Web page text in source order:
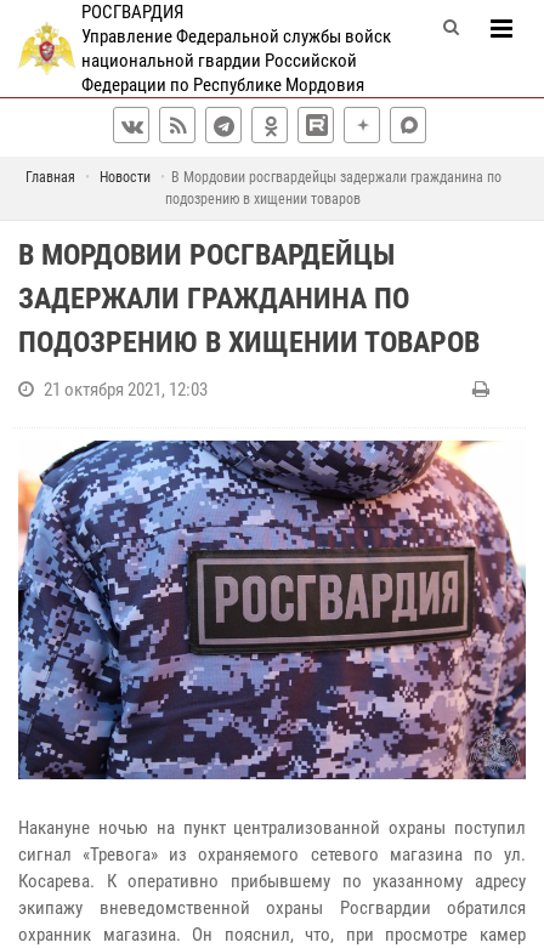
РОСГВАРДИЯ
Управление Федеральной службы войск
национальной гвардии Российской
Федерации по Республике Мордовия
Главная Новости
В Мордовии росгвардейцы задержали гражданина по
подозрению в хищении товаров
В МОРДОВИИ РОСГВАРДЕЙЦЫ
ЗАДЕРЖАЛИ ГРАЖДАНИНА ПО
ПОДОЗРЕНИЮ В ХИЩЕНИИ ТОВАРОВ
21 октября 2021, 12:03
Накануне ночью на пункт централизованной охраны поступил
сигнал «Тревога» из охраняемого сетевого магазина по ул.
Косарева. К оперативно прибывшему по указанному адресу
экипажу вневедомственной охраны Росгвардии обратился
охранник магазина. Он пояснил, что, при просмотре камер